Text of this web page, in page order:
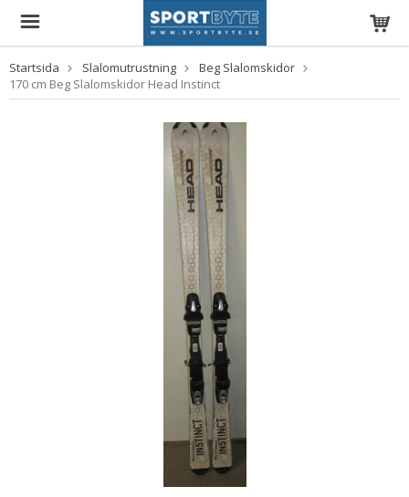
Startsida Slalomutrustning
Beg Slalomskidor
170 cm Beg Slalomskidor Head Instinct